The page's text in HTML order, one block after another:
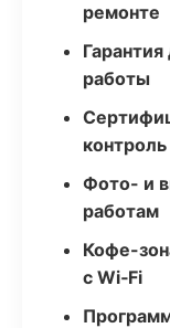
ремонте
работы
Фото- и
работам
Кофе-
с Wi‑Fi